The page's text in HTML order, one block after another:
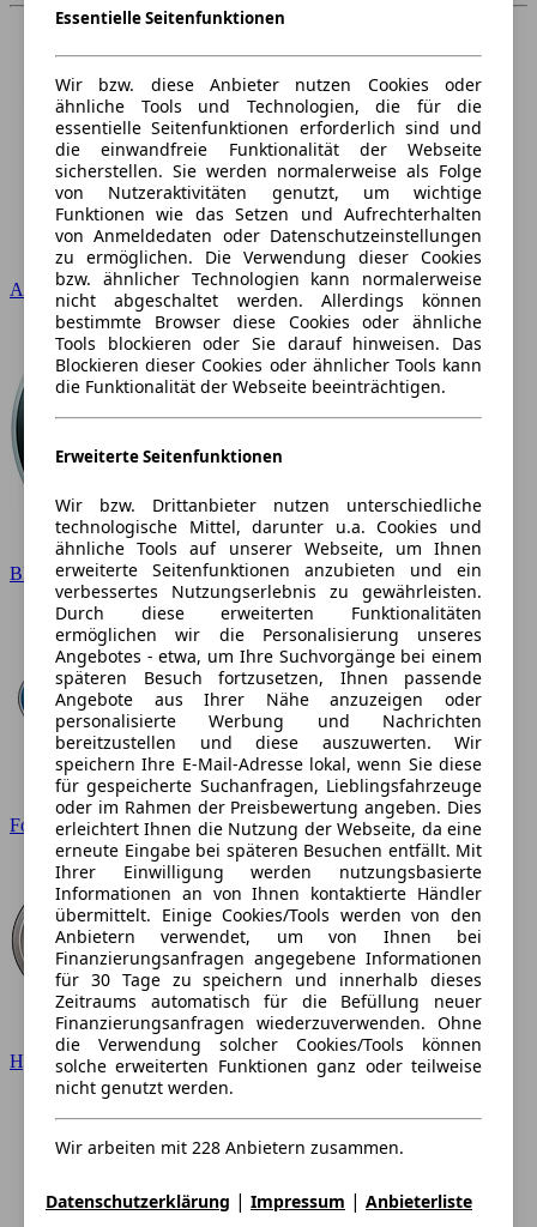
Audi
BMW
Ford
Hyundai
Essentielle Seitenfunktionen
Wir bzw. diese Anbieter nutzen Cookies oder
ähnliche Tools und Technologien, die für die
essentielle Seitenfunktionen erforderlich sind und
die einwandfreie Funktionalität der Webseite
sicherstellen. Sie werden normalerweise als Folge
von Nutzeraktivitäten genutzt, um wichtige
Funktionen wie das Setzen und Aufrechterhalten
von Anmeldedaten oder Datenschutzeinstellungen
zu ermöglichen. Die Verwendung dieser Cookies
bzw. ähnlicher Technologien kann normalerweise
nicht abgeschaltet werden. Allerdings können
bestimmte Browser diese Cookies oder ähnliche
Tools blockieren oder Sie darauf hinweisen. Das
Blockieren dieser Cookies oder ähnlicher Tools kann
die Funktionalität der Webseite beeinträchtigen.
Erweiterte Seitenfunktionen
Wir bzw. Drittanbieter nutzen unterschiedliche
technologische Mittel, darunter u.a. Cookies und
ähnliche Tools auf unserer Webseite, um Ihnen
erweiterte Seitenfunktionen anzubieten und ein
verbessertes Nutzungserlebnis zu gewährleisten.
Durch diese erweiterten Funktionalitäten
ermöglichen wir die Personalisierung unseres
Angebotes - etwa, um Ihre Suchvorgänge bei einem
späteren Besuch fortzusetzen, Ihnen passende
Angebote aus Ihrer Nähe anzuzeigen oder
personalisierte Werbung und Nachrichten
bereitzustellen und diese auszuwerten. Wir
speichern Ihre E-Mail-Adresse lokal, wenn Sie diese
für gespeicherte Suchanfragen, Lieblingsfahrzeuge
oder im Rahmen der Preisbewertung angeben. Dies
erleichtert Ihnen die Nutzung der Webseite, da eine
erneute Eingabe bei späteren Besuchen entfällt. Mit
Ihrer Einwilligung werden nutzungsbasierte
Informationen an von Ihnen kontaktierte Händler
übermittelt. Einige Cookies/Tools werden von den
Anbietern verwendet, um von Ihnen bei
Finanzierungsanfragen angegebene Informationen
für 30 Tage zu speichern und innerhalb dieses
Zeitraums automatisch für die Befüllung neuer
Finanzierungsanfragen wiederzuverwenden. Ohne
die Verwendung solcher Cookies/Tools können
solche erweiterten Funktionen ganz oder teilweise
nicht genutzt werden.
Wir arbeiten mit 228 Anbietern zusammen.
Datenschutzerklärung | Impressum | Anbieterliste